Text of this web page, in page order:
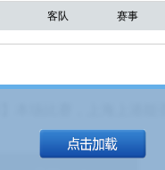
客队 赛事